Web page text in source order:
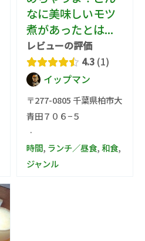
なに美味しいモツ
煮があったとは...
レビューの評価
4.3 1
イップマン
〒277-0805 千葉県柏市大
青田７０６−５
·
時間, ランチ／昼食,和食,
ジャンル